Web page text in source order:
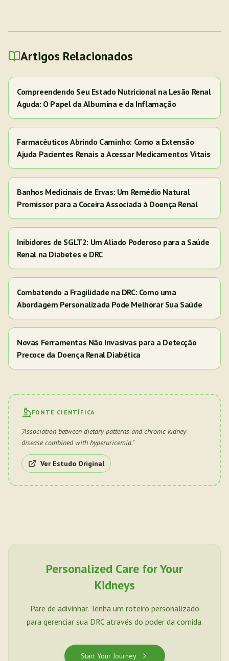
Artigos Relacionados
Compreendendo Seu Estado Nutricional na Lesão Renal
Aguda: O Papel da Albumina e da Inflamação
Farmacêuticos Abrindo Caminho: Como a Extensão
Ajuda Pacientes Renais a Acessar Medicamentos Vitais
Banhos Medicinais de Ervas: Um Remédio Natural
Promissor para a Coceira Associada à Doença Renal
Inibidores de SGLT2: Um Aliado Poderoso para a Saúde
Renal na Diabetes e DRC
Combatendo a Fragilidade na DRC: Como uma
Abordagem Personalizada Pode Melhorar Sua Saúde
Novas Ferramentas Não Invasivas para a Detecção
Precoce da Doença Renal Diabética
FONTE CIENTÍFICA
"Association between dietary patterns and chronic kidney
disease combined with hyperuricemia."
Ver Estudo Original
Personalized Care for Your
Kidneys
Pare de adivinhar. Tenha um roteiro personalizado
para gerenciar sua DRC através do poder da comida.
Start Your Journey